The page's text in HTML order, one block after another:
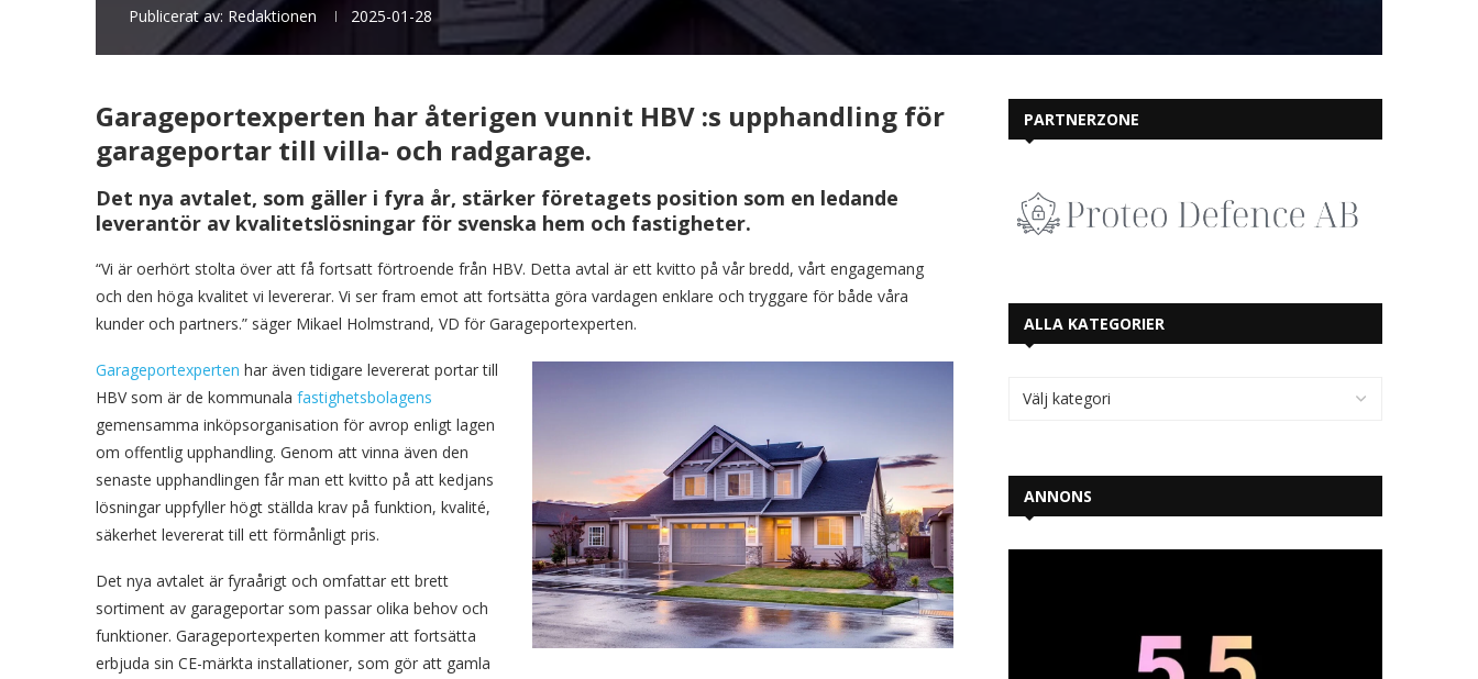
Publicerat av: Redaktionen 2025-01-28
Garageportexperten har återigen vunnit HBV :s upphandling för
garageportar till villa- och radgarage.
Det nya avtalet, som gäller i fyra år, stärker företagets position som en ledande
leverantör av kvalitetslösningar för svenska hem och fastigheter.
“Vi är oerhört stolta över att få fortsatt förtroende från HBV. Detta avtal är ett kvitto på vår bredd, vårt engagemang
och den höga kvalitet vi levererar. Vi ser fram emot att fortsätta göra vardagen enklare och tryggare för både våra
kunder och partners.” säger Mikael Holmstrand, VD för Garageportexperten.
Garageportexperten har även tidigare levererat portar till
HBV som är de kommunala fastighetsbolagens
gemensamma inköpsorganisation för avrop enligt lagen
om offentlig upphandling. Genom att vinna även den
senaste upphandlingen får man ett kvitto på att kedjans
lösningar uppfyller högt ställda krav på funktion, kvalité,
säkerhet levererat till ett förmånligt pris.
Det nya avtalet är fyraårigt och omfattar ett brett
sortiment av garageportar som passar olika behov och
funktioner. Garageportexperten kommer att fortsätta
erbjuda sin CE-märkta installationer, som gör att gamla
PARTNERZONE
ALLA KATEGORIER
ANNONS